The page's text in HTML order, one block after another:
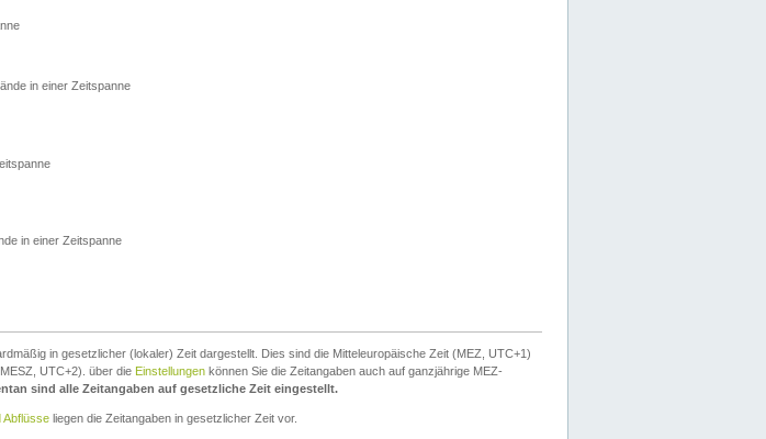
in einer Zeitspanne
in einer Zeitspanne
in gesetzlicher (lokaler) Zeit dargestellt. Dies sind die Mitteleuropäische Zeit (MEZ, UTC+1)
UTC+2). über die Einstellungen können Sie die Zeitangaben auch auf ganzjährige MEZ-
sind alle Zeitangaben auf gesetzliche Zeit eingestellt.
Abflüsse liegen die Zeitangaben in gesetzlicher Zeit vor.